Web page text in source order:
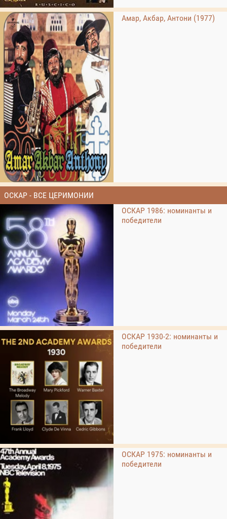
Амар, Акбар, Антони (1977)
ОСКАР - ВСЕ ЦЕРИМОНИИ
ОСКАР 1986: номинанты и
победители
ОСКАР 1930-2: номинанты и
победители
ОСКАР 1975: номинанты и
победители